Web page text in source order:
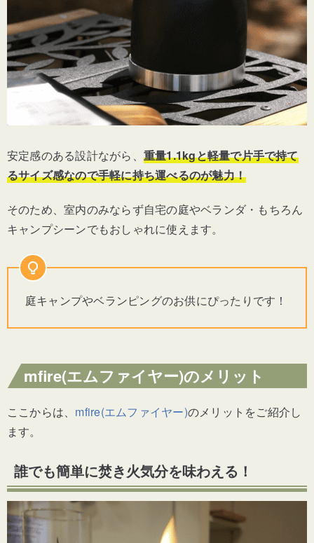
安定感のある設計ながら、 重量1.1kgと軽量で片手で持て
るサイズ感なので手軽に持ち運べるのが魅力！
そのため、室内のみならず自宅の庭やベランダ・もちろん
キャンプシーンでもおしゃれに使えます。
庭キャンプやベランピングのお供にぴったりです！
mfire(エムファイヤー)のメリット
ここからは、 mfire(エムファイヤー)のメリットをご紹介し
ます。
誰でも簡単に焚き火気分を味わえる！